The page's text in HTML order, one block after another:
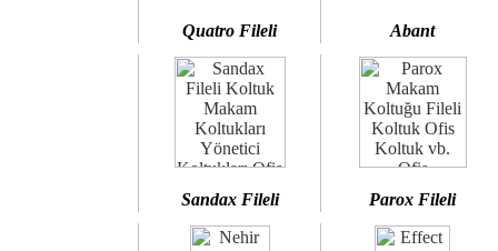
Quatro Fileli Abant
Sandax Fileli Parox Fileli